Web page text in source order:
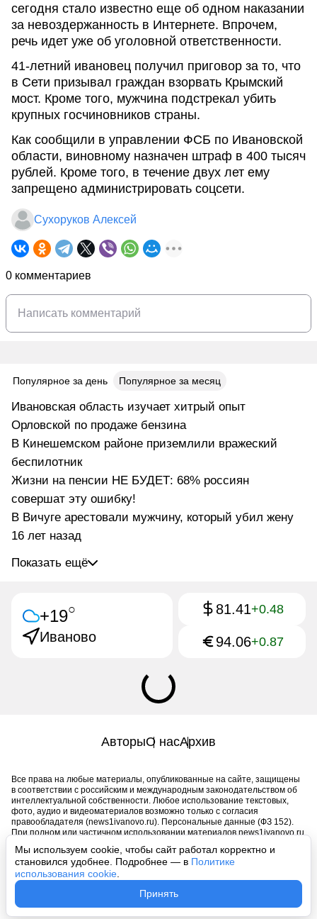
Мы используем cookie, чтобы сайт работал корректно и
становился удобнее. Подробнее — в Политике
использования cookie
Принять
сегодня стало известно еще об одном наказании
за невоздержанность в Интернете. Впрочем,
речь идет уже об уголовной ответственности.
41-летний ивановец получил приговор за то, что
в Сети призывал граждан взорвать Крымский
мост. Кроме того, мужчина подстрекал убить
крупных госчиновников страны.
Как сообщили в управлении ФСБ по Ивановской
области, виновному назначен штраф в 400 тысяч
рублей. Кроме того, в течение двух лет ему
запрещено администрировать соцсети.
Сухоруков Алексей
0 комментариев
Популярное за день Популярное за месяц
Ивановская область изучает хитрый опыт
Орловской по продаже бензина
В Кинешемском районе приземлили вражеский
беспилотник
Жизни на пенсии НЕ БУДЕТ: 68% россиян
совершат эту ошибку!
В Вичуге арестовали мужчину, который убил жену
16 лет назад
Показать ещё
+19○
Иваново
81.41+0.48
94.06+0.87
АвторыО насАрхив
Все права на любые материалы, опубликованные на сайте, защищены
в соответствии с российским и международным законодательством об
интеллектуальной собственности. Любое использование текстовых,
фото, аудио и видеоматериалов возможно только с согласия
правообладателя (news1ivanovo.ru). Персональные данные (ФЗ 152).
При полном или частичном использовании материалов news1ivanovo.ru
обязательна. Запрещено для детей. Оригинал текста:
https://news1ivanovo.ru/
Пользовательское соглашение